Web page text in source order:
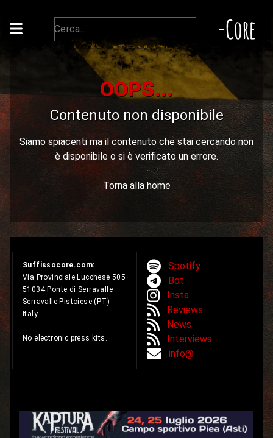
-Core
OOPS...
Contenuto non disponibile
Siamo spiacenti ma il contenuto che stai cercando non
è disponibile o si è verificato un errore.
Torna alla home
Suffissocore.com:
Via Provinciale Lucchese 505
51034 Ponte di Serravalle
Serravalle Pistoiese (PT)
Italy
No electronic press kits.
Spotify
Bot
Insta
Reviews
News
Interviews
info@